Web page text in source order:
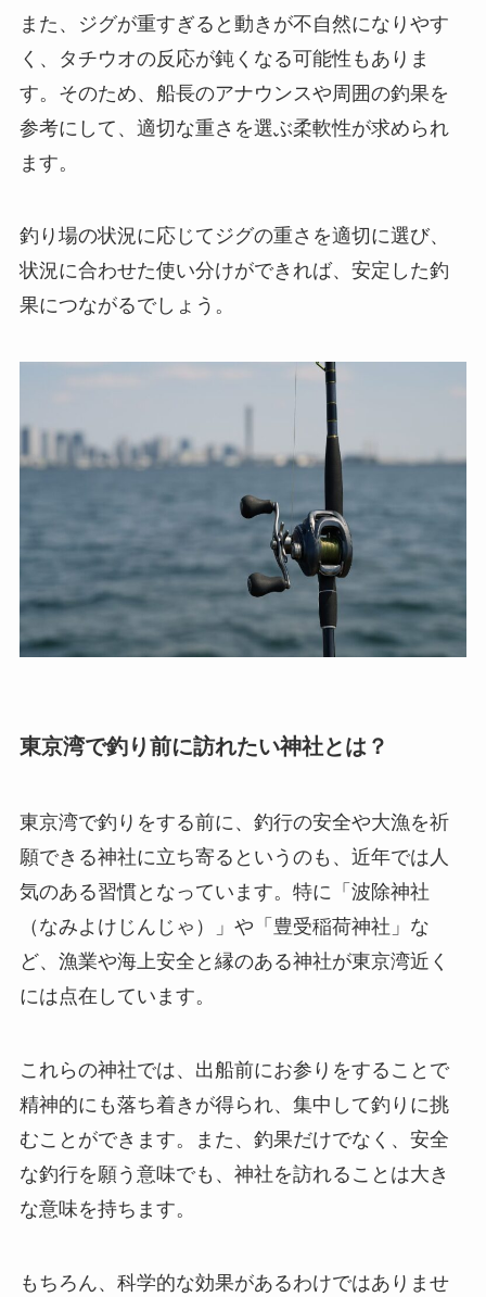
また、ジグが重すぎると動きが不自然になりやす
く、タチウオの反応が鈍くなる可能性もありま
す。そのため、船長のアナウンスや周囲の釣果を
参考にして、適切な重さを選ぶ柔軟性が求められ
ます。
釣り場の状況に応じてジグの重さを適切に選び、
状況に合わせた使い分けができれば、安定した釣
果につながるでしょう。
東京湾で釣り前に訪れたい神社とは？
東京湾で釣りをする前に、釣行の安全や大漁を祈
願できる神社に立ち寄るというのも、近年では人
気のある習慣となっています。特に「波除神社
（なみよけじんじゃ）」や「豊受稲荷神社」な
ど、漁業や海上安全と縁のある神社が東京湾近く
には点在しています。
これらの神社では、出船前にお参りをすることで
精神的にも落ち着きが得られ、集中して釣りに挑
むことができます。また、釣果だけでなく、安全
な釣行を願う意味でも、神社を訪れることは大き
な意味を持ちます。
もちろん、科学的な効果があるわけではありませ